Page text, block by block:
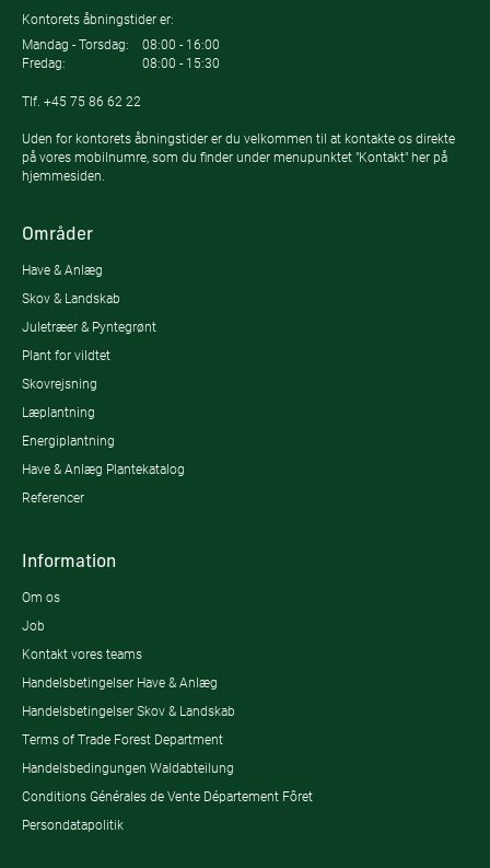
Kontorets åbningstider er:
Mandag - Torsdag:
08:00 - 16:00
Fredag:
08:00 - 15:30
Tlf. +45 75 86 62 22
Uden for kontorets åbningstider er du velkommen til at kontakte os direkte
på vores mobilnumre, som du finder under menupunktet "Kontakt" her på
hjemmesiden.
Områder
Have & Anlæg
Skov & Landskab
Juletræer & Pyntegrønt
Plant for vildtet
Skovrejsning
Læplantning
Energiplantning
Have & Anlæg Plantekatalog
Referencer
Information
Om os
Job
Kontakt vores teams
Handelsbetingelser Have & Anlæg
Handelsbetingelser Skov & Landskab
Terms of Trade Forest Department
Handelsbedingungen Waldabteilung
Conditions Générales de Vente Département Fôret
Persondatapolitik